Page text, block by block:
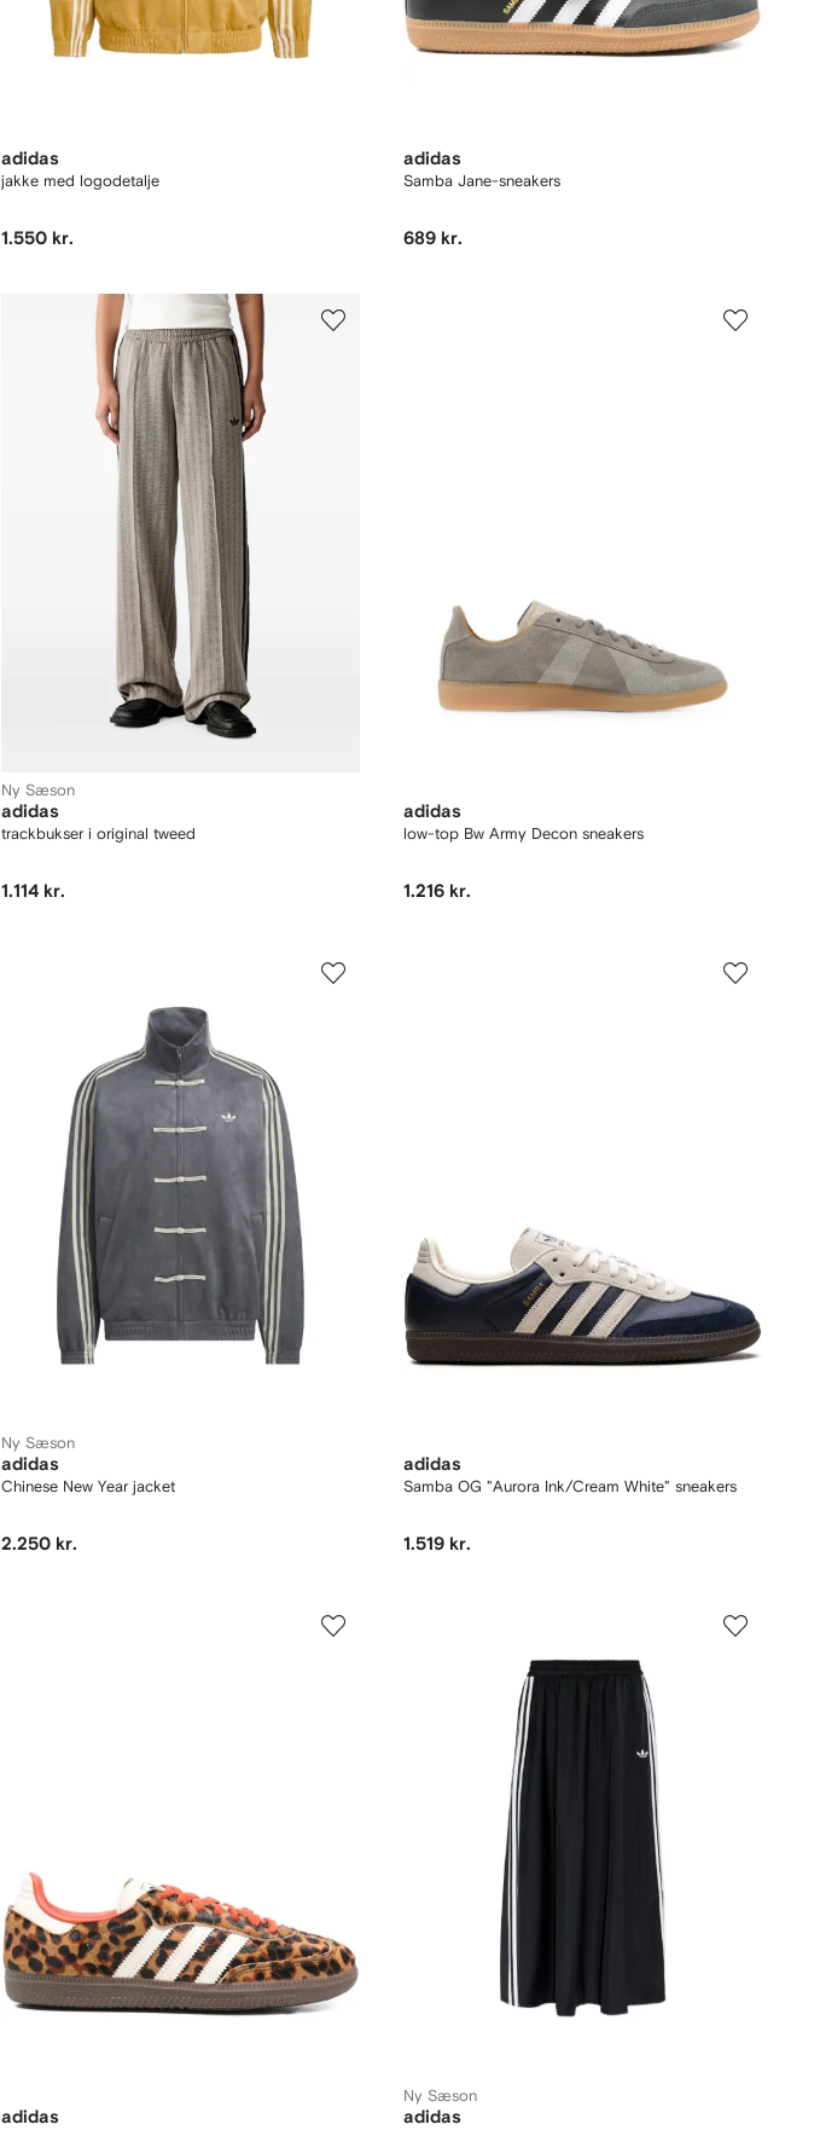
adidas
jakke med logodetalje
1.550 kr.
adidas
Samba Jane-sneakers
689 kr.
Ny Sæson
adidas
trackbukser i original tweed
1.114 kr.
adidas
low-top Bw Army Decon sneakers
1.216 kr.
Ny Sæson
adidas
Chinese New Year jacket
2.250 kr.
adidas
Samba OG "Aurora Ink/Cream White" sneakers
1.519 kr.
adidas
Ny Sæson
adidas